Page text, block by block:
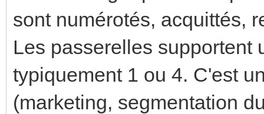
sont numérotés, acquittés,
Les passerelles supportent
typiquement 1 ou 4. C'est
(marketing, segmentation